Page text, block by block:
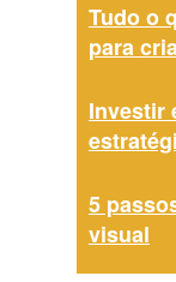
Tudo o
para
Investir
5
visual